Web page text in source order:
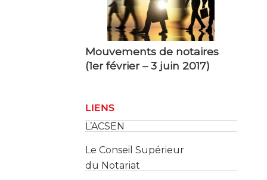
Mouvements de notaires
(1er février – 3 juin 2017)
LIENS
Le Conseil Supérieur
du Notariat
Le Cadastre
Les Services des Impôts